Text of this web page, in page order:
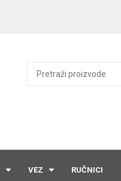
VEZ RUČNICI